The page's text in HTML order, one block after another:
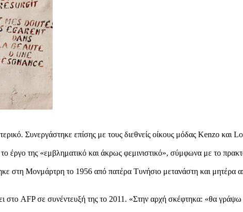
Συνεργάστηκε επίσης με τους διεθνείς οίκους μόδας Kenzo και
της «εμβληματικό και άκρως φεμινιστικό», σύμφωνα με το
στη Μονμάρτρη το 1956 από πατέρα Τυνήσιο μετανάστη και
στο AFP σε συνέντευξή της το 2011. «Στην αρχή σκέφτηκα: «θα γράψω